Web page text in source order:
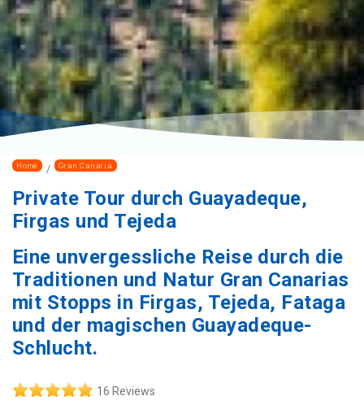
Home Gran Canaria
Private Tour durch Guayadeque,
Firgas und Tejeda
Eine unvergessliche Reise durch die
Traditionen und Natur Gran Canarias
mit Stopps in Firgas, Tejeda, Fataga
und der magischen Guayadeque-
Schlucht.
16 Reviews